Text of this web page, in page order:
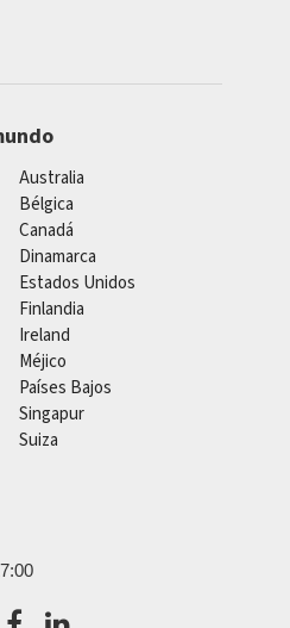
Australia
Bélgica
Canadá
Dinamarca
Estados Unidos
Finlandia
Ireland
Méjico
Países Bajos
Singapur
Suiza